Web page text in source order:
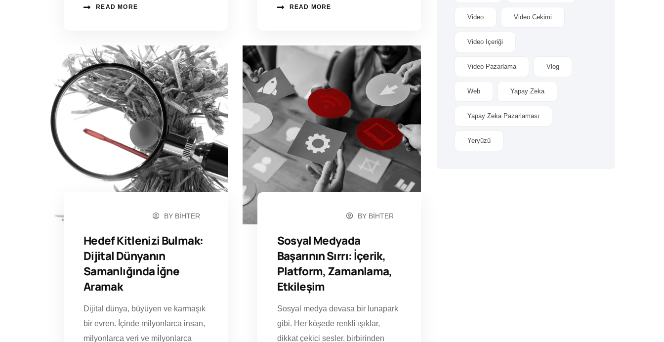
READ MORE READ MORE
BY BIHTER
Hedef Kitlenizi Bulmak:
Dijital Dünyanın
Samanlığında İğne
Aramak
Dijital dünya, büyüyen ve karmaşık
bir evren. İçinde milyonlarca insan,
milyonlarca veri ve milyonlarca
BY BIHTER
Sosyal Medyada
Başarının Sırrı: İçerik,
Platform, Zamanlama,
Etkileşim
Sosyal medya devasa bir lunapark
gibi. Her köşede renkli ışıklar,
dikkat çekici sesler, birbirinden
Video Video Cekimi
Video Içeriği
Video Pazarlama Vlog
Web Yapay Zeka
Yapay Zeka Pazarlaması
Yeryüzü